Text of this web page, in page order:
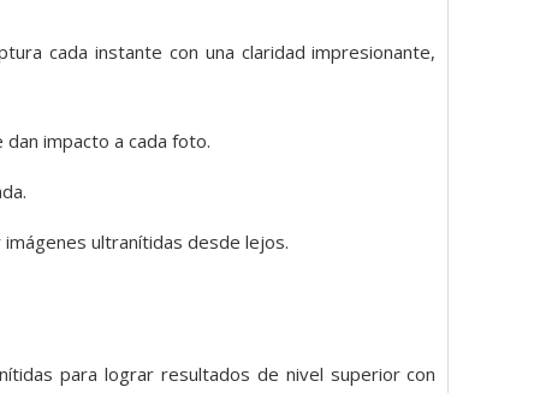
cada instante con una claridad impresionante,
impacto a cada foto.
ultranítidas desde lejos.
para lograr resultados de nivel superior con